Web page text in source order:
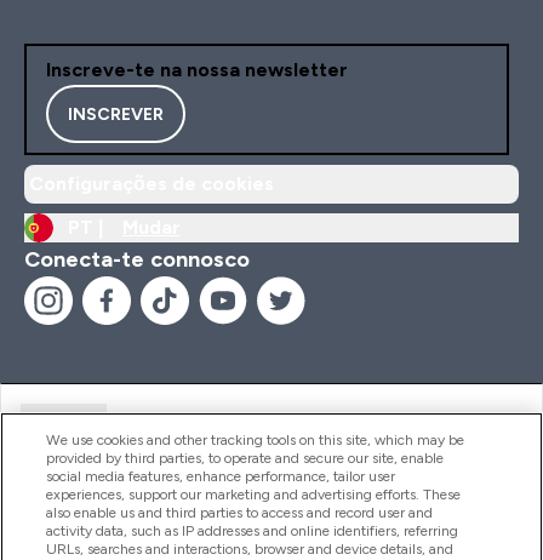
Inscreve-te na nossa newsletter
INSCREVER
Conecta-te connosco
Produtos
We use cookies and other tracking tools on this site, which may be
provided by third parties, to operate and secure our site, enable
social media features, enhance performance, tailor user
experiences, support our marketing and advertising efforts. These
also enable us and third parties to access and record user and
activity data, such as IP addresses and online identifiers, referring
URLs, searches and interactions, browser and device details, and